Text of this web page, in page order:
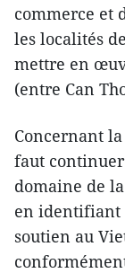
commerce et
les localités
mettre en
(entre Can
Concernant
faut
domaine de
en identifiant
soutien au